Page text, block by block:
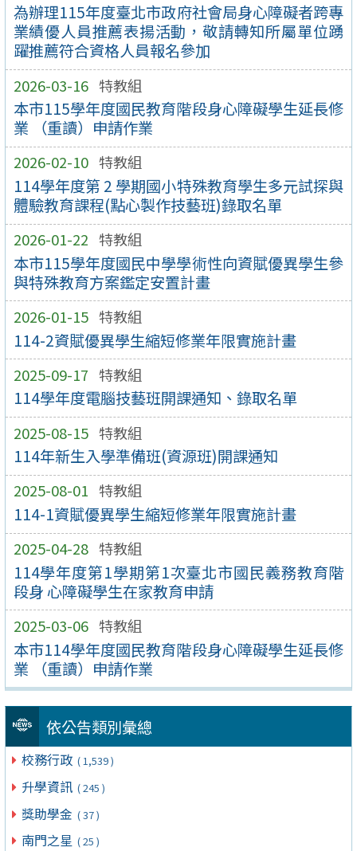
為辦理115年度臺北市政府社會局身心障礙者跨專
業績優人員推薦表揚活動，敬請轉知所屬單位踴
躍推薦符合資格人員報名參加
2026-03-16 特教組
本市115學年度國民教育階段身心障礙學生延長修
業 （重讀）申請作業
2026-02-10 特教組
114學年度第 2 學期國小特殊教育學生多元試探與
體驗教育課程(點心製作技藝班)錄取名單
2026-01-22 特教組
本市115學年度國民中學學術性向資賦優異學生參
與特殊教育方案鑑定安置計畫
2026-01-15 特教組
114-2資賦優異學生縮短修業年限實施計畫
2025-09-17 特教組
114學年度電腦技藝班開課通知、錄取名單
2025-08-15 特教組
114年新生入學準備班(資源班)開課通知
2025-08-01 特教組
114-1資賦優異學生縮短修業年限實施計畫
2025-04-28 特教組
114學年度第1學期第1次臺北市國民義務教育階
段身 心障礙學生在家教育申請
2025-03-06 特教組
本市114學年度國民教育階段身心障礙學生延長修
業 （重讀）申請作業
依公告類別彙總
校務行政 ( 1,539 )
升學資訊 ( 245 )
獎助學金 ( 37 )
南門之星 ( 25 )